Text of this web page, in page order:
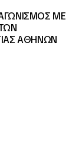
ΜΕ
ΑΘΗΝΩΝ